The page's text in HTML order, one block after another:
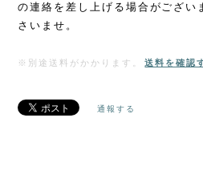
の連絡を差し上げる場合がござい
さいませ。
※別途送料がかかります。 送料を確認
通報する